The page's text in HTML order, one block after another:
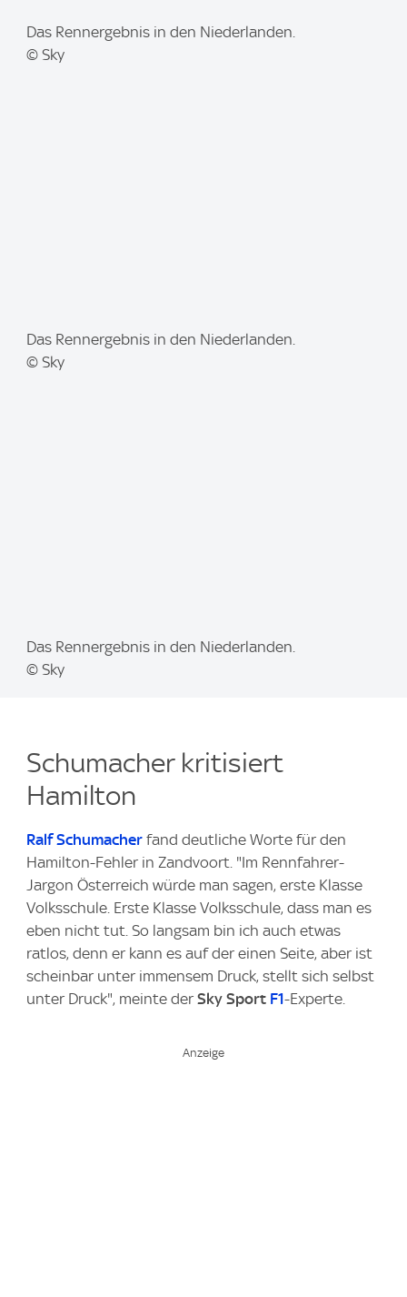
m
Das Rennergebnis in den Niederlanden.
© Sky
m
Das Rennergebnis in den Niederlanden.
© Sky
m
Das Rennergebnis in den Niederlanden.
© Sky
Schumacher kritisiert
Hamilton
Ralf Schumacher fand deutliche Worte für den
Hamilton-Fehler in Zandvoort. "Im Rennfahrer-
Jargon Österreich würde man sagen, erste Klasse
Volksschule. Erste Klasse Volksschule, dass man es
eben nicht tut. So langsam bin ich auch etwas
ratlos, denn er kann es auf der einen Seite, aber ist
scheinbar unter immensem Druck, stellt sich selbst
unter Druck", meinte der Sky Sport F1-Experte.